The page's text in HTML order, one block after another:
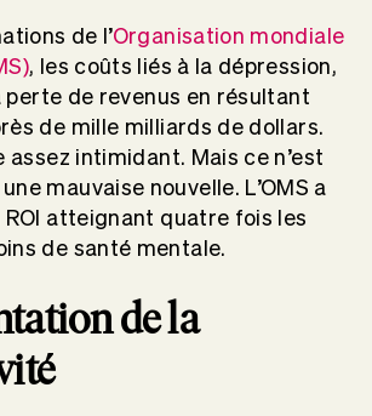
de l’Organisation mondiale
, les coûts liés à la dépression,
perte de revenus en résultant
de mille milliards de dollars.
assez intimidant. Mais ce n’est
mauvaise nouvelle. L’OMS a
ROI atteignant quatre fois les
de santé mentale.
de la